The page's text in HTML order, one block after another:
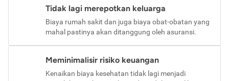
Tidak lagi merepotkan keluarga
Biaya rumah sakit dan juga biaya obat-obatan yang
mahal pastinya akan ditanggung oleh asuransi.
Meminimalisir risiko keuangan
Kenaikan biaya kesehatan tidak lagi menjadi